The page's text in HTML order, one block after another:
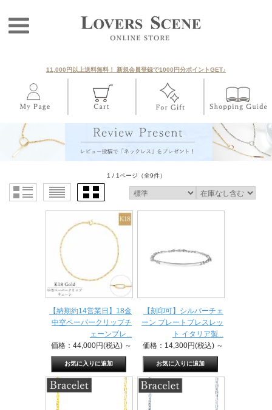
11,000円以上送料無料！ 新規会員登録で1000円分ポイントGET♪
1 / 1ページ （全9件）
【納期約14営業日】18金
中空ペーパークリップチ
ェーンブレ...
価格：44,000円(税込) ～
【刻印可】シルバーチェ
ーン プレートブレスレッ
ト イタリア製...
価格：14,300円(税込) ～